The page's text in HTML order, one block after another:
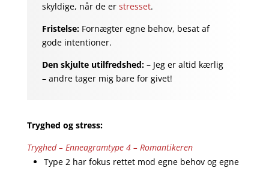
skyldige, når de er stresset.
Fristelse:Fornægter egne behov, besat af
gode intentioner.
Den skjulte utilfredshed:– Jeg er altid kærlig
– andre tager mig bare for givet!
Tryghed og stress:
Tryghed – Enneagramtype 4 – Romantikeren
Type 2 har fokus rettet mod egne behov og egne